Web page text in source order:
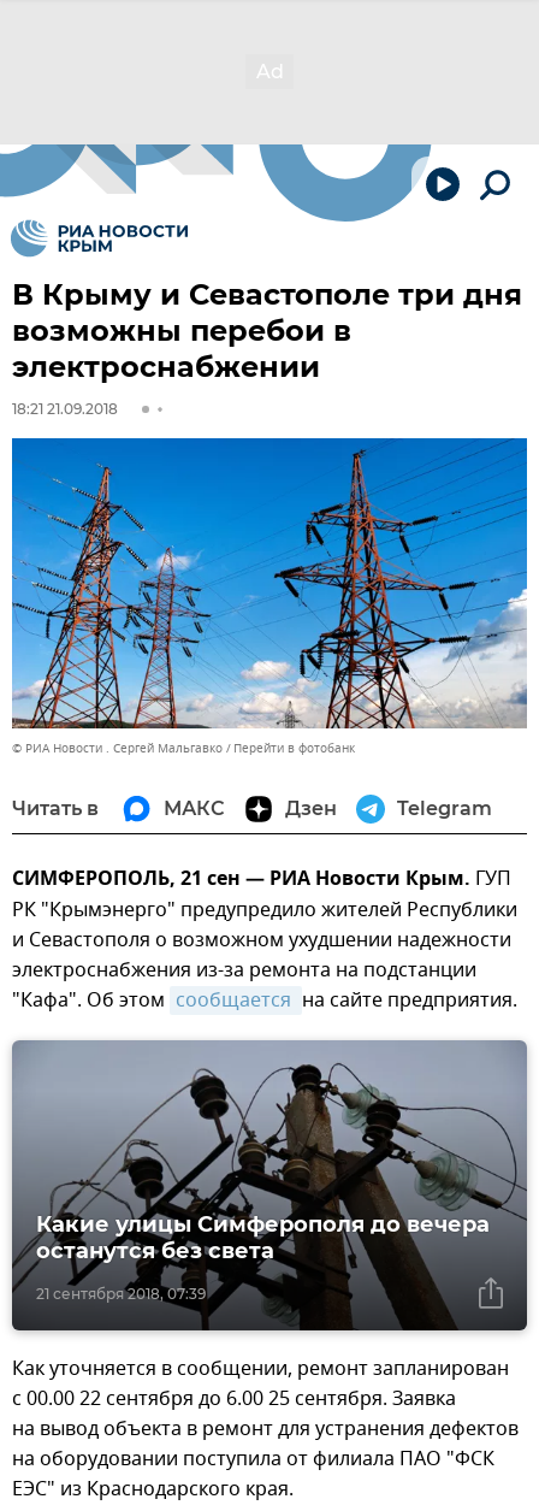
В Крыму и Севастополе три дня
возможны перебои в
электроснабжении
18:21 21.09.2018
© РИА Новости . Сергей Мальгавко Перейти в фотобанк
Читать в МАКС Дзен Telegram
СИМФЕРОПОЛЬ, 21 сен — РИА Новости Крым. ГУП
РК "Крымэнерго" предупредило жителей Республики
и Севастополя о возможном ухудшении надежности
электроснабжения из-за ремонта на подстанции
"Кафа". Об этом сообщается на сайте предприятия.
21 сентября 2018, 07:39
Какие улицы Симферополя до вечера
останутся без света
Как уточняется в сообщении, ремонт запланирован
с 00.00 22 сентября до 6.00 25 сентября. Заявка
на вывод объекта в ремонт для устранения дефектов
на оборудовании поступила от филиала ПАО "ФСК
ЕЭС" из Краснодарского края.